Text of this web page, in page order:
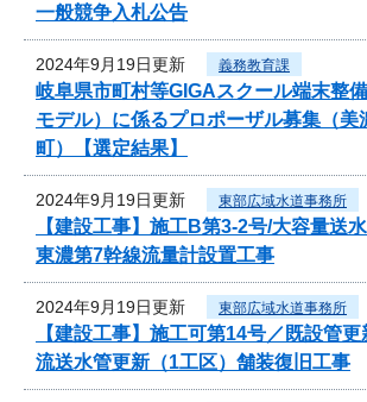
一般競争入札公告
2024年9月19日更新 義務教育課
岐阜県市町村等GIGAスクール端末
モデル）に係るプロポーザル募集（美
町）【選定結果】
2024年9月19日更新 東部広域水道事務所
【建設工事】施工B第3-2号/大容量送
東濃第7幹線流量計設置工事
2024年9月19日更新 東部広域水道事務所
【建設工事】施工可第14号／既設管
流送水管更新（1工区）舗装復旧工事